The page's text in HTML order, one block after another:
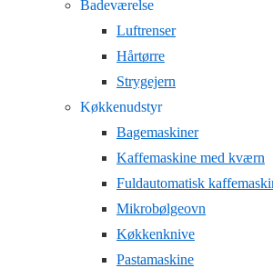
Badeværelse
Luftrenser
Hårtørre
Strygejern
Køkkenudstyr
Bagemaskiner
Kaffemaskine med kværn
Fuldautomatisk
Mikrobølgeovn
Køkkenknive
Pastamaskine